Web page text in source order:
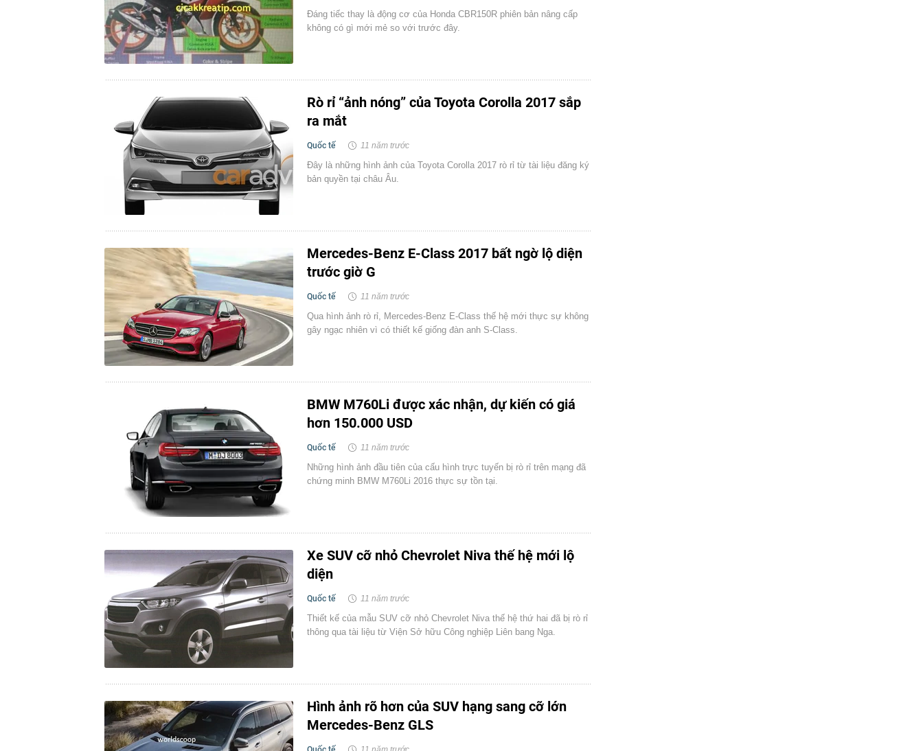
Đáng tiếc thay là động cơ của Honda CBR150R phiên bản nâng cấp
không có gì mới mẻ so với trước đây.
Rò rỉ “ảnh nóng” của Toyota Corolla 2017 sắp
ra mắt
Quốc tế 11 năm trước
Đây là những hình ảnh của Toyota Corolla 2017 rò rỉ từ tài liệu đăng ký
bản quyền tại châu Âu.
Mercedes-Benz E-Class 2017 bất ngờ lộ diện
trước giờ G
Quốc tế 11 năm trước
Qua hình ảnh rò rỉ, Mercedes-Benz E-Class thế hệ mới thực sự không
gây ngạc nhiên vì có thiết kế giống đàn anh S-Class.
BMW M760Li được xác nhận, dự kiến có giá
hơn 150.000 USD
Quốc tế 11 năm trước
Những hình ảnh đầu tiên của cấu hình trực tuyến bị rò rỉ trên mạng đã
chứng minh BMW M760Li 2016 thực sự tồn tại.
Xe SUV cỡ nhỏ Chevrolet Niva thế hệ mới lộ
diện
Quốc tế 11 năm trước
Thiết kế của mẫu SUV cỡ nhỏ Chevrolet Niva thế hệ thứ hai đã bị rò rỉ
thông qua tài liệu từ Viện Sở hữu Công nghiệp Liên bang Nga.
Hình ảnh rõ hơn của SUV hạng sang cỡ lớn
Mercedes-Benz GLS